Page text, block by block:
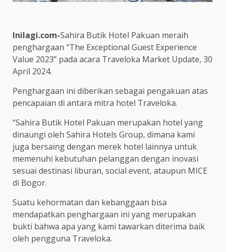
Inilagi.com-Sahira Butik Hotel Pakuan meraih
penghargaan “The Exceptional Guest Experience
Value 2023” pada acara Traveloka Market Update, 30
April 2024.
Penghargaan ini diberikan sebagai pengakuan atas
pencapaian di antara mitra hotel Traveloka.
“Sahira Butik Hotel Pakuan merupakan hotel yang
dinaungi oleh Sahira Hotels Group, dimana kami
juga bersaing dengan merek hotel lainnya untuk
memenuhi kebutuhan pelanggan dengan inovasi
sesuai destinasi liburan, social event, ataupun MICE
di Bogor.
Suatu kehormatan dan kebanggaan bisa
mendapatkan penghargaan ini yang merupakan
bukti bahwa apa yang kami tawarkan diterima baik
oleh pengguna Traveloka.